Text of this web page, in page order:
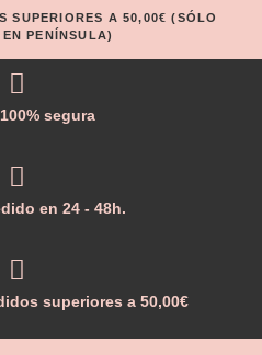
SUPERIORES A 50,00€ (SÓLO
EN PENÍNSULA)
segura
en 24 - 48h.
superiores a 50,00€